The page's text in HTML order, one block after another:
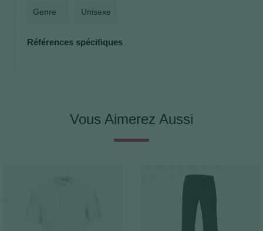
Genre Unisexe
Références spécifiques
Vous Aimerez Aussi